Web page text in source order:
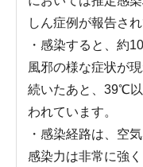
しん症例が報告され
・感染すると、約
風邪の様な症状が
続いたあと、39℃
われています。
・感染経路は、空
感染力は非常に強